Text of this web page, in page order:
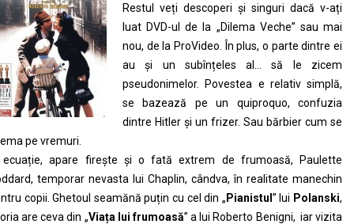
Restul veți descoperi și singuri dacă v-ați
luat DVD-ul de la „Dilema Veche” sau mai
nou, de la ProVideo. În plus, o parte dintre ei
au și un subînțeles al… să le zicem
pseudonimelor. Povestea e relativ simplă,
se bazează pe un quiproquo, confuzia
dintre Hitler și un frizer. Sau bărbier cum se
pe vremuri.
ecuație, apare firește și o fată extrem de frumoasă, Paulette
temporar nevasta lui Chaplin, cândva, în realitate manechin
copii. Ghetoul seamănă puțin cu cel din „ Pianistul ” lui Polanski,
are ceva din „Viața lui frumoasă” a lui Roberto Benigni, iar vizita